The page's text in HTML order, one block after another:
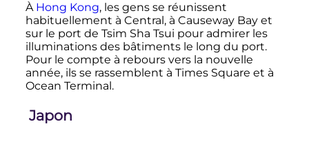
À Hong Kong, les gens se réunissent
habituellement à Central, à Causeway Bayet
sur le port de Tsim Sha Tsui pour admirer les
illuminations des bâtiments le long du port.
Pour le compte à rebours vers la nouvelle
année, ils se rassemblent à Times Square et à
Ocean Terminal .
Japon